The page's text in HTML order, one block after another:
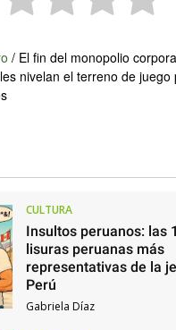
/ El fin del monopolio
nivelan el terreno de juego
CULTURA
Insultos peruanos: las
lisuras peruanas más
representativas de la
Perú
Gabriela Díaz